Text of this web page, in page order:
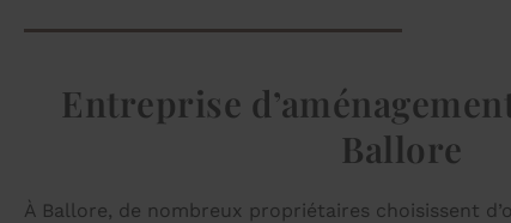
Entreprise
Ballore
À Ballore, de nombreux propriétaires choisissent